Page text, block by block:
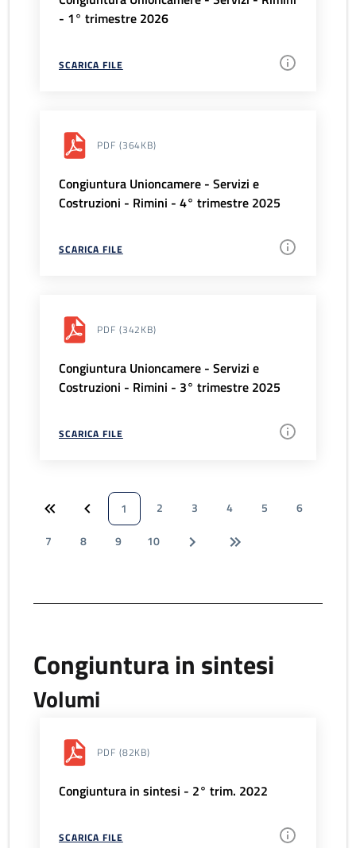
- 1° trimestre 2026
SCARICA FILE
PDF (364KB)
Congiuntura Unioncamere - Servizi e
Costruzioni - Rimini - 4° trimestre 2025
SCARICA FILE
PDF (342KB)
Congiuntura Unioncamere - Servizi e
Costruzioni - Rimini - 3° trimestre 2025
SCARICA FILE
1 2 3 4 5
6
7
8 9 10
Congiuntura in sintesi
Volumi
PDF (82KB)
Congiuntura in sintesi - 2° trim. 2022
SCARICA FILE